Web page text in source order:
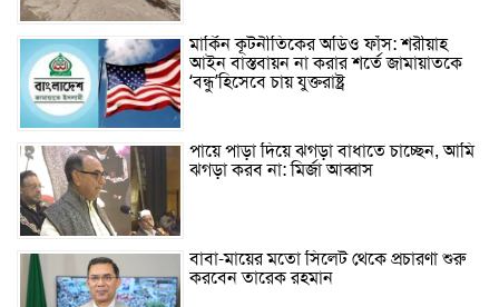
মার্কিন কূটনীতিকের অডিও ফাঁস: শরীয়াহ
আইন বাস্তবায়ন না করার শর্তে জামায়াতকে
‘বন্ধু’হিসেবে চায় যুক্তরাষ্ট্র
পায়ে পাড়া দিয়ে ঝগড়া বাধাতে চাচ্ছেন, আমি
ঝগড়া করব না: মির্জা আব্বাস
বাবা-মায়ের মতো সিলেট থেকে প্রচারণা শুরু
করবেন তারেক রহমান